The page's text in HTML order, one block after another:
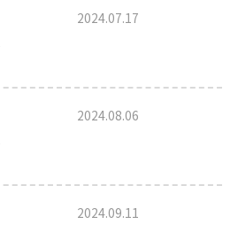
2024.07.17
2024.08.06
2024.09.11